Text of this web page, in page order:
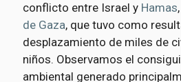
conflicto entre Israel y Hamas
de Gaza, que tuvo como
desplazamiento de miles de
niños. Observamos el
ambiental generado